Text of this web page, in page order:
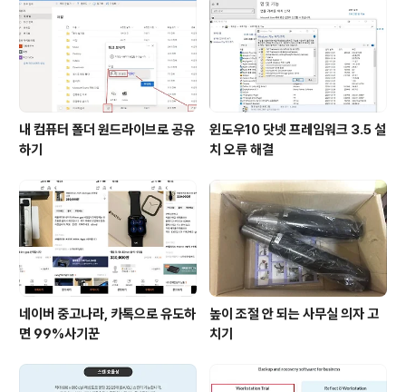
내 컴퓨터 폴더 원드라이브로 공유
하기
윈도우10 닷넷 프레임워크 3.5 설
치 오류 해결
네이버 중고나라, 카톡으로 유도하
면 99%사기꾼
높이 조절 안 되는 사무실 의자 고
치기